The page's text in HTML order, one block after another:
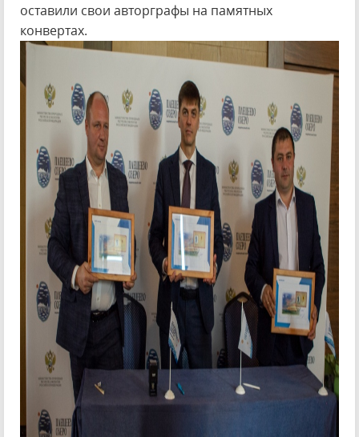
оставили свои авторграфы на памятных
конвертах.